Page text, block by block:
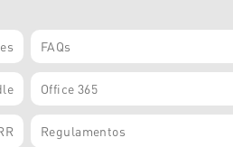
FAQs
Office 365
Regulamentos